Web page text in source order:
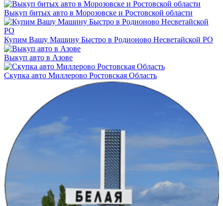
Выкуп битых авто в Морозовске и Ростовской области
Купим Вашу Машину Быстро в Родионово Несветайской РО
Выкуп авто в Азове
Скупка авто Миллерово Ростовская Область